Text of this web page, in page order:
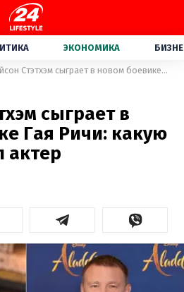
ЭКОНОМИКА
Джейсон Стэтхэм сыграет в новом боевике Гая Ричи: какую роль получил актер
сыграет в
Гая Ричи: какую
актер